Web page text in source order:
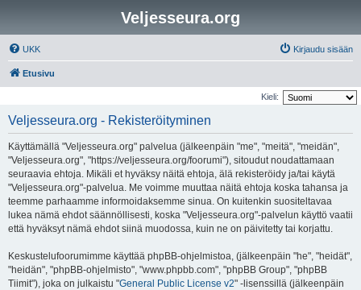
Veljesseura.org
UKK Kirjaudu sisään
Etusivu
Kieli:
Veljesseura.org - Rekisteröityminen
Käyttämällä "Veljesseura.org" palvelua (jälkeenpäin "me", "meitä", "meidän",
"Veljesseura.org", "https://veljesseura.org/foorumi"), sitoudut noudattamaan
seuraavia ehtoja. Mikäli et hyväksy näitä ehtoja, älä rekisteröidy ja/tai käytä
"Veljesseura.org"-palvelua. Me voimme muuttaa näitä ehtoja koska tahansa ja
teemme parhaamme informoidaksemme sinua. On kuitenkin suositeltavaa
lukea nämä ehdot säännöllisesti, koska "Veljesseura.org"-palvelun käyttö vaatii
että hyväksyt nämä ehdot siinä muodossa, kuin ne on päivitetty tai korjattu.
Keskustelufoorumimme käyttää phpBB-ohjelmistoa, (jälkeenpäin "he", "heidät",
"heidän", "phpBB-ohjelmisto", "www.phpbb.com", "phpBB Group", "phpBB
Tiimit"), joka on julkaistu "General Public License v2" -lisenssillä (jälkeenpäin